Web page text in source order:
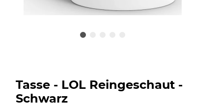
Tasse - LOL Reingeschaut -
Schwarz